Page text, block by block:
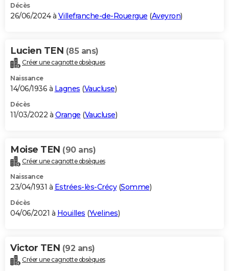
Décès
26/06/2024 à Villefranche-de-Rouergue (Aveyron)
Lucien TEN (85 ans)
Créer une cagnotte obsèques
Naissance
14/06/1936 à Lagnes (Vaucluse)
Décès
11/03/2022 à Orange (Vaucluse)
Moise TEN (90 ans)
Créer une cagnotte obsèques
Naissance
23/04/1931 à Estrées-lès-Crécy(Somme)
Décès
04/06/2021 à Houilles (Yvelines)
Victor TEN (92 ans)
Créer une cagnotte obsèques